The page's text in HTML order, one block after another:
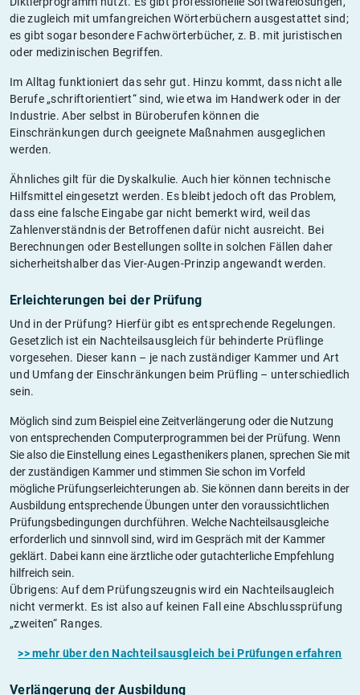
die zugleich mit umfangreichen Wörterbüchern ausgestattet sind;
es gibt sogar besondere Fachwörterbücher, z. B. mit juristischen
oder medizinischen Begriffen.
Im Alltag funktioniert das sehr gut. Hinzu kommt, dass nicht alle
Berufe „schriftorientiert“ sind, wie etwa im Handwerk oder in der
Industrie. Aber selbst in Büroberufen können die
Einschränkungen durch geeignete Maßnahmen ausgeglichen
werden.
Ähnliches gilt für die Dyskalkulie. Auch hier können technische
Hilfsmittel eingesetzt werden. Es bleibt jedoch oft das Problem,
dass eine falsche Eingabe gar nicht bemerkt wird, weil das
Zahlenverständnis der Betroffenen dafür nicht ausreicht. Bei
Berechnungen oder Bestellungen sollte in solchen Fällen daher
sicherheitshalber das Vier-Augen-Prinzip angewandt werden.
Erleichterungen bei der Prüfung
Und in der Prüfung? Hierfür gibt es entsprechende Regelungen.
Gesetzlich ist ein Nachteilsausgleich für behinderte Prüflinge
vorgesehen. Dieser kann – je nach zuständiger Kammer und Art
und Umfang der Einschränkungen beim Prüfling – unterschiedlich
sein.
Möglich sind zum Beispiel eine Zeitverlängerung oder die Nutzung
von entsprechenden Computerprogrammen bei der Prüfung. Wenn
Sie also die Einstellung eines Legasthenikers planen, sprechen Sie mit
der zuständigen Kammer und stimmen Sie schon im Vorfeld
mögliche Prüfungserleichterungen ab. Sie können dann bereits in der
Ausbildung entsprechende Übungen unter den voraussichtlichen
Prüfungsbedingungen durchführen. Welche Nachteilsausgleiche
erforderlich und sinnvoll sind, wird im Gespräch mit der Kammer
geklärt. Dabei kann eine ärztliche oder gutachterliche Empfehlung
hilfreich sein.
Übrigens: Auf dem Prüfungszeugnis wird ein Nachteilsaugleich
nicht vermerkt. Es ist also auf keinen Fall eine Abschlussprüfung
„zweiten“ Ranges.
>> mehr über den Nachteilsausgleich bei Prüfungen erfahren
Verlängerung der Ausbildung